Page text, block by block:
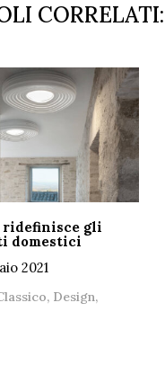
CORRELATI:
ridefinisce gli
domestici
2021
Design,